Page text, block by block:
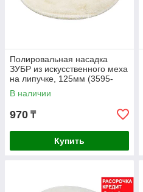
Полировальная насадка
ЗУБР из искусственного меха
на липучке, 125мм (3595-
125)
В наличии
970 ₸
Купить